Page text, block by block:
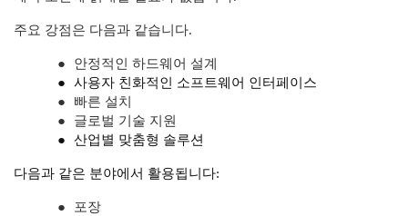
주요 강점은 다음과 같습니다.
●
안정적인 하드웨어 설계
●
사용자 친화적인 소프트웨어 인터페이스
●
빠른 설치
●
글로벌 기술 지원
●
산업별 맞춤형 솔루션
다음과 같은 분야에서 활용됩니다:
●
포장